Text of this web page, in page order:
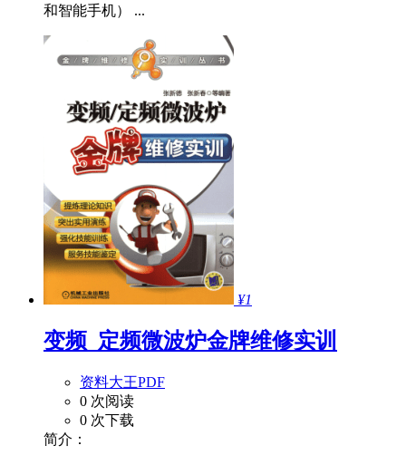
和智能手机） ...
¥1
变频_定频微波炉金牌维修实训
资料大王PDF
0 次阅读
0 次下载
简介：